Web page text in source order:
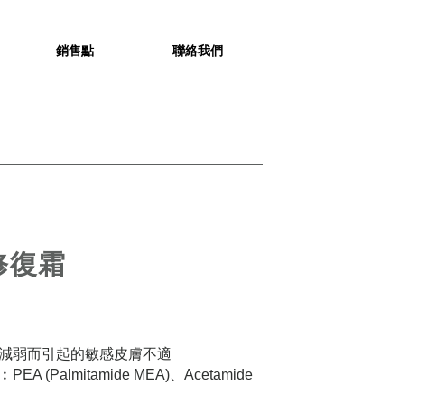
銷售點 聯絡我們
復霜
弱而引起的敏感皮膚不適
︰PEA (Palmitamide MEA)、Acetamide